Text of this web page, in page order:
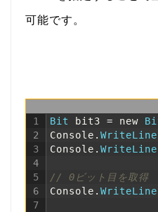
可能です。
1
2
3
4
5
6
7
Bit bit3 = new
Console . WriteLine
Console . WriteLine
// 0ビット目を取得
Console . WriteLine